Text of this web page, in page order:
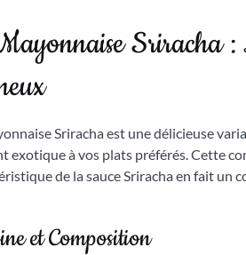
Sriracha :
Sriracha est une délicieuse
exotique à vos plats préférés. Cette
de la sauce Sriracha en fait un
et Composition